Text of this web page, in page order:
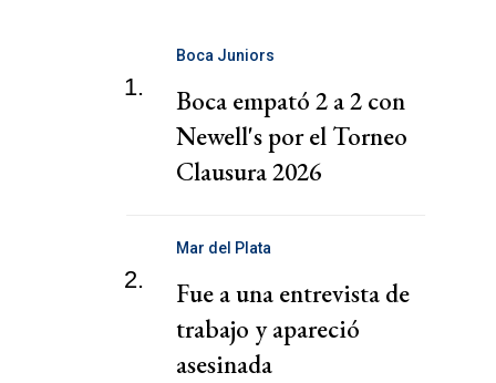
1.
Boca Juniors
Boca empató 2 a 2 con
Newell's por el Torneo
Clausura 2026
2.
Mar del Plata
Fue a una entrevista de
trabajo y apareció
asesinada